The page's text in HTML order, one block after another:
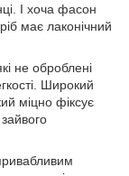
І хоча фасон
має лаконічний
не оброблені
Широкий
міцно фіксує